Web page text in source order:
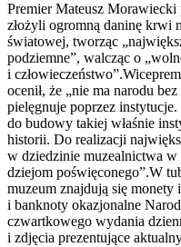
Premier Mateusz Morawiecki
złożyli ogromną daninę krwi
światowej, tworząc
podziemne”, walcząc o
i
ocenił, że „nie ma narodu
pielęgnuje poprzez
do budowy takiej właśnie
historii. Do realizacji
w dziedzinie muzealnictwa
dziejom poświęconego”.W
muzeum znajdują się
i banknoty okazjonalne
czwartkowego wydania
i zdjęcia prezentujące